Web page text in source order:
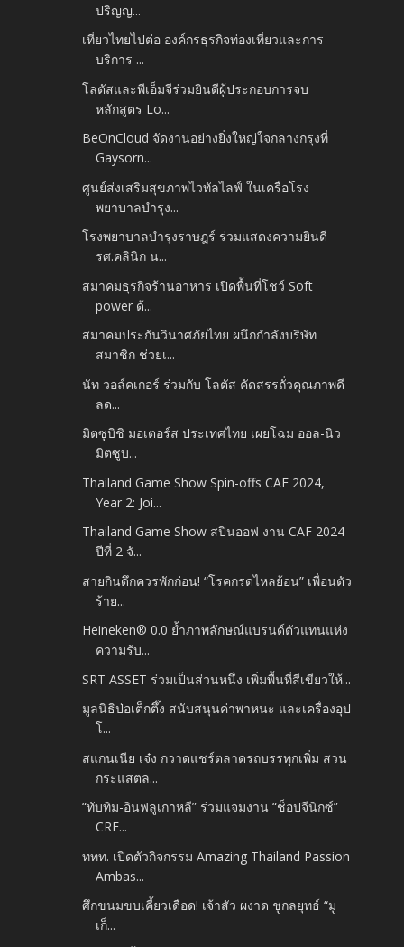
ปริญญ...
เที่ยวไทยไปต่อ องค์กรธุรกิจท่องเที่ยวและการ
บริการ ...
โลตัสและพีเอ็มจีร่วมยินดีผู้ประกอบการจบ
หลักสูตร Lo...
BeOnCloud จัดงานอย่างยิ่งใหญ่ใจกลางกรุงที่
Gaysorn...
ศูนย์ส่งเสริมสุขภาพไวทัลไลฟ์ ในเครือโรง
พยาบาลบำรุง...
โรงพยาบาลบำรุงราษฎร์ ร่วมแสดงความยินดี
รศ.คลินิก น...
สมาคมธุรกิจร้านอาหาร เปิดพื้นที่โชว์ Soft
power ด้...
สมาคมประกันวินาศภัยไทย ผนึกกำลังบริษัท
สมาชิก ช่วยเ...
นัท วอล์คเกอร์ ร่วมกับ โลตัส คัดสรรถั่วคุณภาพดี
ลด...
มิตซูบิชิ มอเตอร์ส ประเทศไทย เผยโฉม ออล-นิว
มิตซูบ...
Thailand Game Show Spin-offs CAF 2024,
Year 2: Joi...
Thailand Game Show สปินออฟ งาน CAF 2024
ปีที่ 2 จั...
สายกินดึกควรพักก่อน! “โรคกรดไหลย้อน” เพื่อนตัว
ร้าย...
Heineken® 0.0 ย้ำภาพลักษณ์แบรนด์ตัวแทนแห่ง
ความรับ...
SRT ASSET ร่วมเป็นส่วนหนึ่ง เพิ่มพื้นที่สีเขียวให้...
มูลนิธิป่อเต็กตึ๊ง สนับสนุนค่าพาหนะ และเครื่องอุป
โ...
สแกนเนีย เจ๋ง กวาดแชร์ตลาดรถบรรทุกเพิ่ม สวน
กระแสตล...
“ทับทิม-อินฟลูเกาหลี” ร่วมแจมงาน “ช็อปจีนิกซ์”
CRE...
ททท. เปิดตัวกิจกรรม Amazing Thailand Passion
Ambas...
ศึกขนมขบเคี้ยวเดือด! เจ้าสัว ผงาด ชูกลยุทธ์ “มู
เก็...